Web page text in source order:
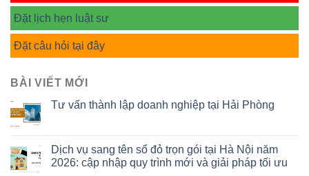
Đặt lịch hẹn luật sư
Đặt câu hỏi tại đây
BÀI VIẾT MỚI
Tư vấn thành lập doanh nghiệp tại Hải Phòng
Dịch vụ sang tên sổ đỏ trọn gói tại Hà Nội năm
2026: cập nhập quy trình mới và giải pháp tối ưu